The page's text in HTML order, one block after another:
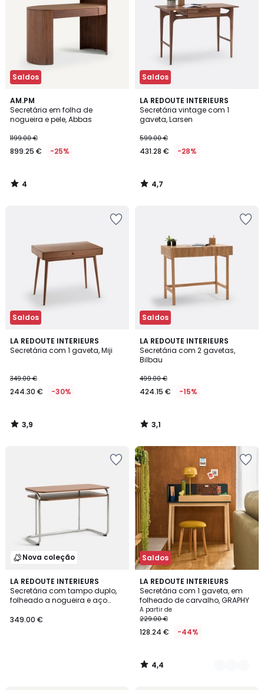
Saldos
AM.PM
Secretária em folha de
nogueira e pele, Abbas
1199.00 €
899.25 € -25%
4
/
5
4
/
Saldos
LA REDOUTE INTERIEURS
Secretária vintage com 1
gaveta, Larsen
599.00 €
431.28 € -28%
4,7
/ 5
4,7
/
Saldos
LA REDOUTE INTERIEURS
Secretária com 1 gaveta, Miji
349.00 €
244.30 € -30%
3,9
/ 5
3,9
/
Saldos
LA REDOUTE INTERIEURS
Secretária com 2 gavetas,
Bilbau
499.00 €
424.15 € -15%
3,1
/
5
3,1
/
Nova coleção
LA REDOUTE INTERIEURS
Secretária com tampo duplo,
folheado a nogueira e aço
349.00 €
Saldos
LA REDOUTE INTERIEURS
Secretária com 1 gaveta, em
folheado de carvalho, GRAPHY
A partir de
229.00 €
128.24 € -44%
4,4
/ 5
3
Cores
4,4
/